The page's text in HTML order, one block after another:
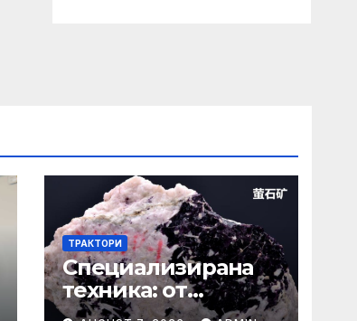
ТРАКТОРИ
Специализирана
техника: от
Кърджали, област